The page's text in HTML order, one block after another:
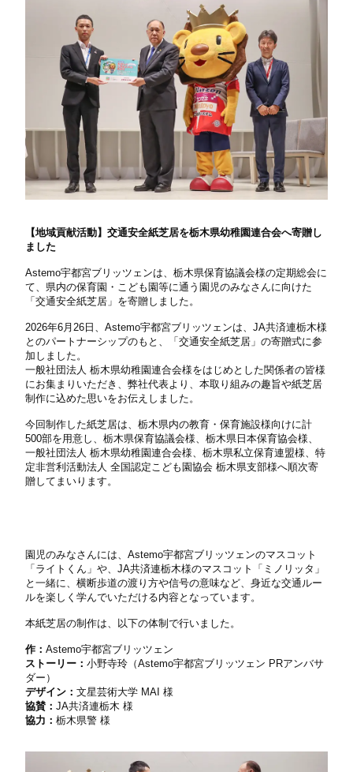
【地域貢献活動】交通安全紙芝居を栃木県幼稚園連合会へ寄贈し
ました
Astemo宇都宮ブリッツェンは、栃木県保育協議会様の定期総会に
て、県内の保育園・こども園等に通う園児のみなさんに向けた
「交通安全紙芝居」を寄贈しました。
2026年6月26日、Astemo宇都宮ブリッツェンは、JA共済連栃木様
とのパートナーシップのもと、「交通安全紙芝居」の寄贈式に参
加しました。
一般社団法人 栃木県幼稚園連合会様をはじめとした関係者の皆様
にお集まりいただき、弊社代表より、本取り組みの趣旨や紙芝居
制作に込めた思いをお伝えしました。
今回制作した紙芝居は、栃木県内の教育・保育施設様向けに計
500部を用意し、栃木県保育協議会様、栃木県日本保育協会様、
一般社団法人 栃木県幼稚園連合会様、栃木県私立保育連盟様、特
定非営利活動法人 全国認定こども園協会 栃木県支部様へ順次寄
贈してまいります。
園児のみなさんには、Astemo宇都宮ブリッツェンのマスコット
「ライトくん」や、JA共済連栃木様のマスコット「ミノリッタ」
と一緒に、横断歩道の渡り方や信号の意味など、身近な交通ルー
ルを楽しく学んでいただける内容となっています。
本紙芝居の制作は、以下の体制で行いました。
作：Astemo宇都宮ブリッツェン
ストーリー：小野寺玲（Astemo宇都宮ブリッツェン PRアンバサ
ダー）
デザイン：文星芸術大学 MAI 様
協賛：JA共済連栃木 様
協力：栃木県警 様